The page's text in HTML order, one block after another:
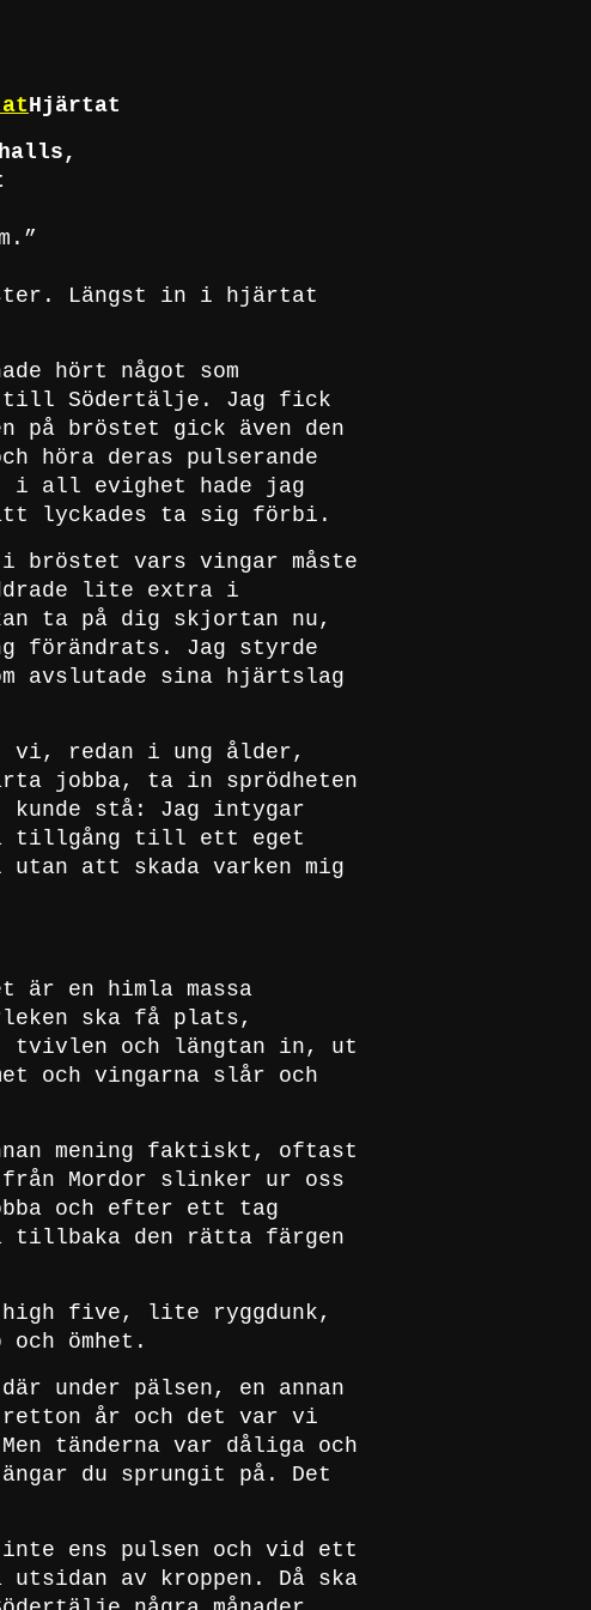
Hjärtat
halls,
Längst in i hjärtat
hört något som
till Södertälje. Jag fick
på bröstet gick även den
höra deras pulserande
i all evighet hade jag
lyckades ta sig förbi.
bröstet vars vingar måste
lite extra i
ta på dig skjortan nu,
förändrats. Jag styrde
avslutade sina hjärtslag
vi, redan i ung ålder,
jobba, ta in sprödheten
stå: Jag intygar
tillgång till ett eget
att skada varken mig
är en himla massa
ska få plats,
tvivlen och längtan in, ut
och vingarna slår och
mening faktiskt, oftast
Mordor slinker ur oss
och efter ett tag
tillbaka den rätta färgen
five, lite ryggdunk,
ömhet.
under pälsen, en annan
år och det var vi
tänderna var dåliga och
du sprungit på. Det
ens pulsen och vid ett
av kroppen. Då ska